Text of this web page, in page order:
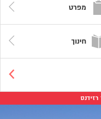
מפרט
חינוך
רזידנס